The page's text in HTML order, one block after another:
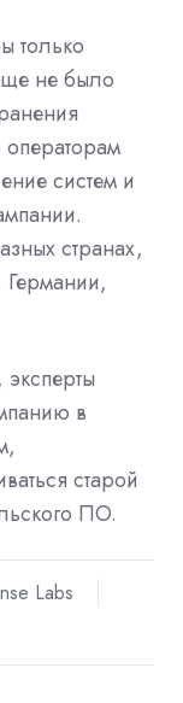
только
не было
систем и
странах,
эксперты
в
старой
ПО.
Labs